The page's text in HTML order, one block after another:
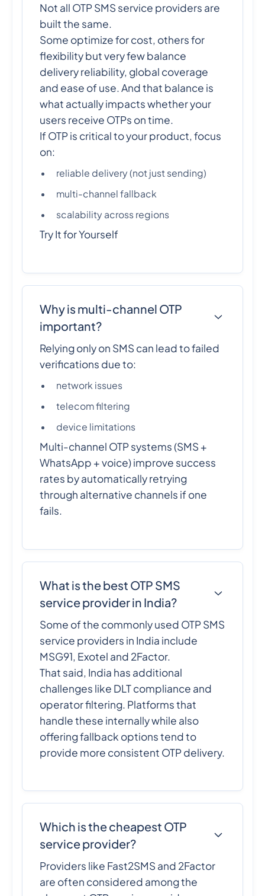
Not all OTP SMS service providers are
built the same.
Some optimize for cost, others for
flexibility but very few balance
delivery reliability, global coverage
and ease of use. And that balance is
what actually impacts whether your
users receive OTPs on time.
If OTP is critical to your product, focus
on:
reliable delivery (not just sending)
multi-channel fallback
scalability across regions
Try It for Yourself
Why is multi-channel OTP
important?
Relying only on SMS can lead to failed
verifications due to:
network issues
telecom filtering
device limitations
Multi-channel OTP systems (SMS +
WhatsApp + voice) improve success
rates by automatically retrying
through alternative channels if one
fails.
What is the best OTP SMS
service provider in India?
Some of the commonly used OTP SMS
service providers in India include
MSG91, Exotel and 2Factor.
That said, India has additional
challenges like DLT compliance and
operator filtering. Platforms that
handle these internally while also
offering fallback options tend to
provide more consistent OTP delivery.
Which is the cheapest OTP
service provider?
Providers like Fast2SMS and 2Factor
are often considered among the